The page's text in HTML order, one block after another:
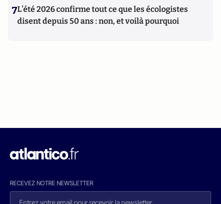
7L’été 2026 confirme tout ce que les écologistes
disent depuis 50 ans : non, et voilà pourquoi
RECEVEZ NOTRE NEWSLETTER